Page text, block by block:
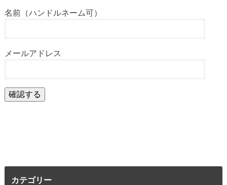
名前（ハンドルネーム可）
メールアドレス
カテゴリー